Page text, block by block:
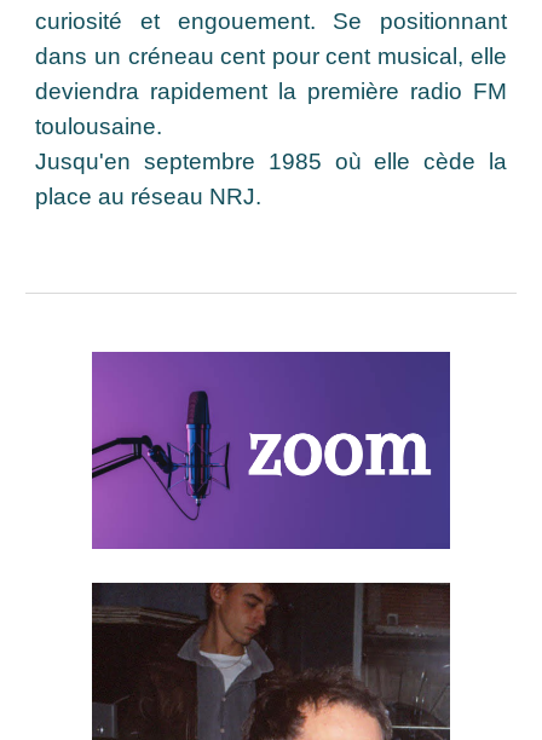
curiosité et engouement. Se positionnant
dans un créneau cent pour cent musical, elle
deviendra rapidement la première radio FM
toulousaine.
Jusqu'en septembre 1985 où elle cède la
place au réseau NRJ.